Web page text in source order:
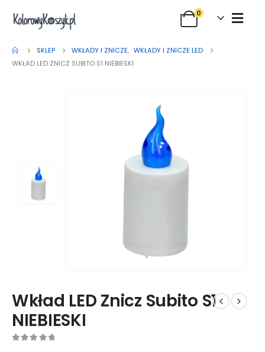
0
SKLEP WKŁADY I ZNICZE, WKŁADY I ZNICZE LED
WKŁAD LED ZNICZ SUBITO S1 NIEBIESKI
Wkład LED Znicz Subito S1
NIEBIESKI